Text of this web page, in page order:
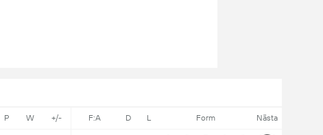
P W +/- F:A D L Form Nästa